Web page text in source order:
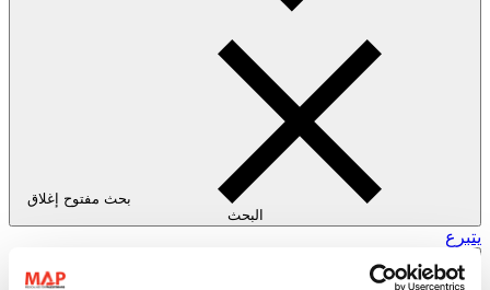
بحث مفتوح إغلاق
البحث
يتبرع
بحث